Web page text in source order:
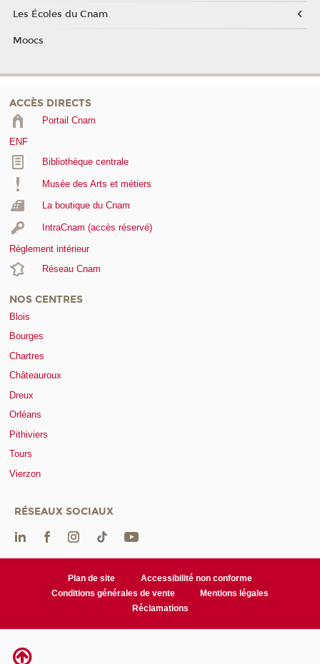
Les Écoles du Cnam
Moocs
ACCÈS DIRECTS
Portail Cnam
ENF
Bibliothèque centrale
Musée des Arts et métiers
La boutique du Cnam
IntraCnam (accès réservé)
Règlement intérieur
Réseau Cnam
NOS CENTRES
Blois
Bourges
Chartres
Châteauroux
Dreux
Orléans
Pithiviers
Tours
Vierzon
RÉSEAUX SOCIAUX
Plan de site
Accessibilité non conforme
Conditions générales de vente
Mentions légales
Réclamations